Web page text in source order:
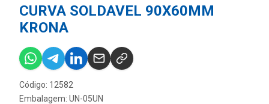
CURVA SOLDAVEL 90X60MM
KRONA
Código: 12582
Embalagem: UN-05UN